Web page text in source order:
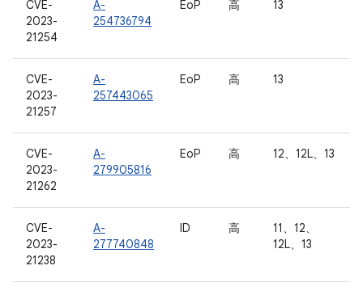
CVE-
2023-
21254
A-
254736794
EoP 高 13
CVE-
2023-
21257
A-
257443065
EoP 高 13
CVE-
2023-
21262
A-
279905816
EoP 高 12、12L、13
CVE-
2023-
21238
A-
277740848
ID 高
11、12、
12L、13